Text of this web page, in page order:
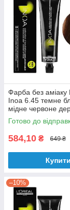
Фарба без аміаку
Inoa 6.45 темне
мідне червоне
Готово до
584,10 ₴ 649 ₴
Купити
–10%